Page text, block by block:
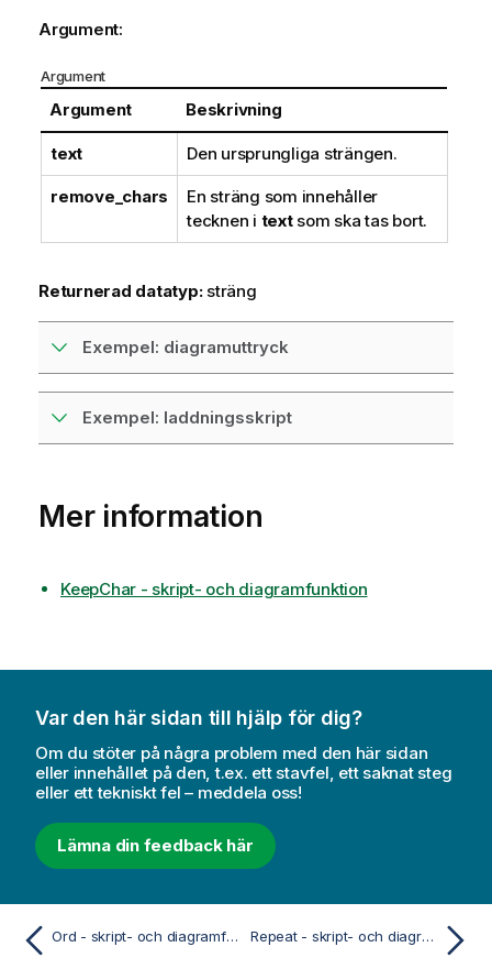
Argument:
Argument
Argument Beskrivning
text Den ursprungliga strängen.
remove_chars
En sträng som innehåller
tecknen i textsom ska tas bort.
Returnerad datatyp: sträng
Exempel: diagramuttryck
Exempel: laddningsskript
Mer information
KeepChar - skript- och diagramfunktion
Var den här sidan till hjälp för dig?
Om du stöter på några problem med den här sidan
eller innehållet på den, t.ex. ett stavfel, ett saknat steg
eller ett tekniskt fel – meddela oss!
Lämna din feedback här
Ord - skript- och diagramfunktion Repeat - skript- och diagramfunktion